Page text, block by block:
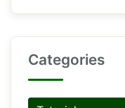
Categories